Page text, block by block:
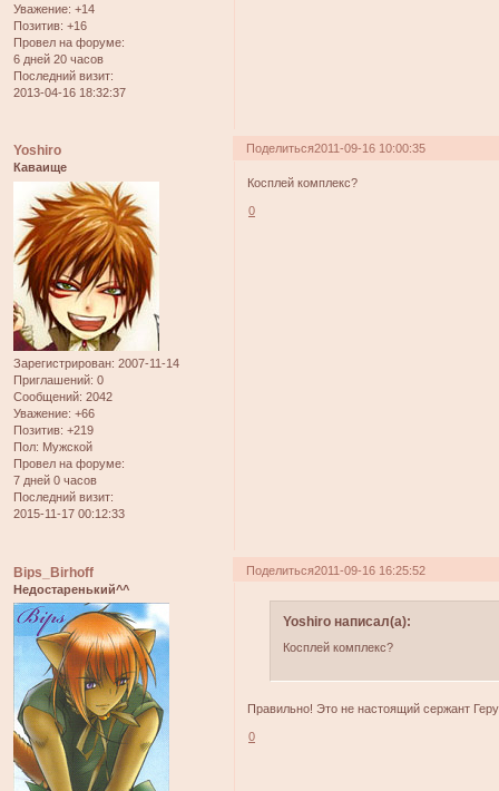
Уважение: +14
Позитив: +16
Провел на форуме:
6 дней 20 часов
Последний визит:
2013-04-16 18:32:37
Поделиться2011-09-16 10:00:35
Yoshiro
Каваище
Зарегистрирован: 2007-11-14
Приглашений: 0
Сообщений: 2042
Уважение: +66
Позитив: +219
Пол: Мужской
Провел на форуме:
7 дней 0 часов
Последний визит:
2015-11-17 00:12:33
Косплей комплекс?
0
Поделиться2011-09-16 16:25:52
Bips_Birhoff
Недостаренький^^
Yoshiro написал(а):
Косплей комплекс?
Правильно! Это не настоящий сержант
0